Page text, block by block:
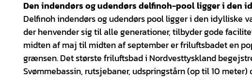
Den indendørs og udendørs delfinoh-pool ligger i den
Delfinoh indendørs og udendørs pool ligger i den idylliske
der henvender sig til alle generationer, tilbyder gode
midten af maj til midten af september er friluftsbadet en
grænsen. Det største friluftsbad i Nordvesttyskland
Svømmebassin, rutsjebaner, udspringstårn (op til 10